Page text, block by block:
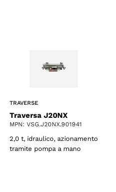
TRAVERSE
Traversa J20NX
MPN: VSG.J20NX.901941
2,0 t, idraulico, azionamento
tramite pompa a mano